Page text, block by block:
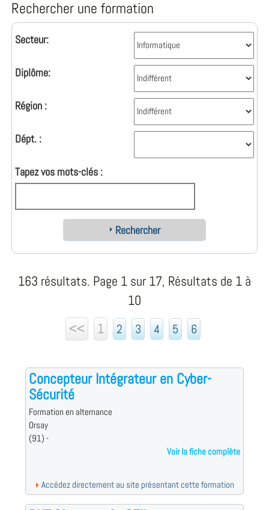
Rechercher une formation
Secteur:
Diplôme:
Région :
Dépt. :
Tapez vos mots-clés :
Rechercher
163 résultats. Page 1 sur 17, Résultats de 1 à
10
<<
1 2 3 4 5 6
Concepteur Intégrateur en Cyber-
Sécurité
Formation en alternance
Orsay
(91) -
Voir la fiche complète
Accédez directement au site présentant cette formation